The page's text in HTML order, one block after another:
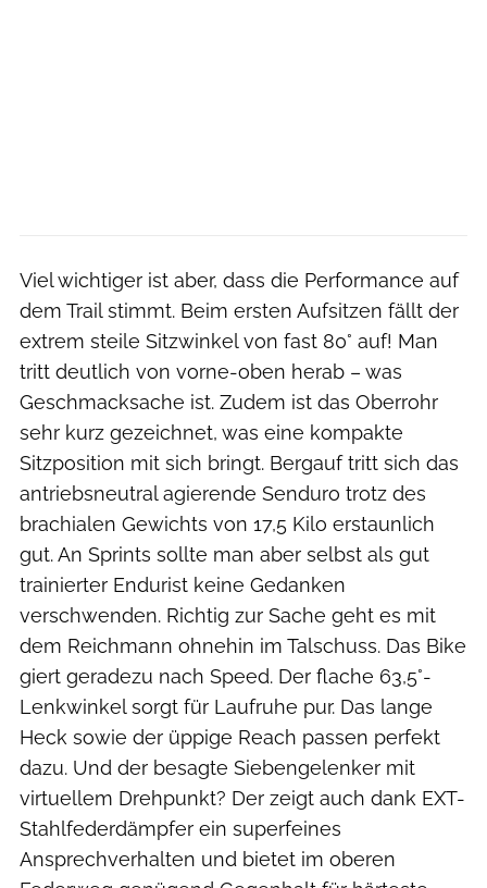
Viel wichtiger ist aber, dass die Performance auf
dem Trail stimmt. Beim ersten Aufsitzen fällt der
extrem steile Sitzwinkel von fast 80° auf! Man
tritt deutlich von vorne-oben herab – was
Geschmacksache ist. Zudem ist das Oberrohr
sehr kurz gezeichnet, was eine kompakte
Sitzposition mit sich bringt. Bergauf tritt sich das
antriebsneutral agierende Senduro trotz des
brachialen Gewichts von 17,5 Kilo erstaunlich
gut. An Sprints sollte man aber selbst als gut
trainierter Endurist keine Gedanken
verschwenden. Richtig zur Sache geht es mit
dem Reichmann ohnehin im Talschuss. Das Bike
giert geradezu nach Speed. Der flache 63,5°-
Lenkwinkel sorgt für Laufruhe pur. Das lange
Heck sowie der üppige Reach passen perfekt
dazu. Und der besagte Siebengelenker mit
virtuellem Drehpunkt? Der zeigt auch dank EXT-
Stahlfederdämpfer ein superfeines
Ansprechverhalten und bietet im oberen